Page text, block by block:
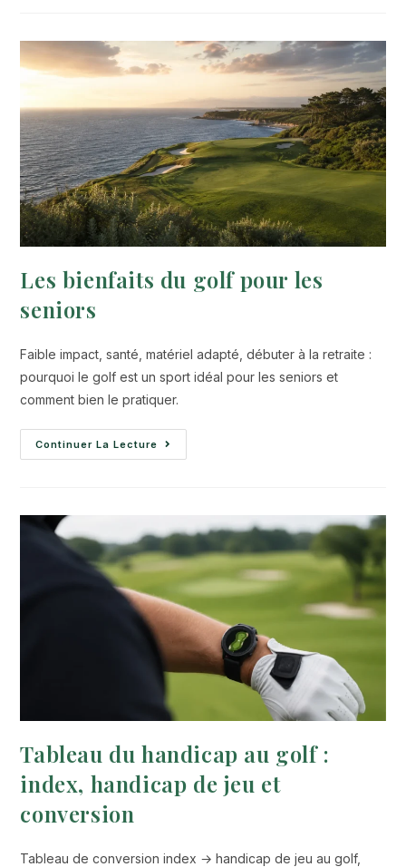
Les bienfaits du golf pour les
seniors
Faible impact, santé, matériel adapté, débuter à la retraite :
pourquoi le golf est un sport idéal pour les seniors et
comment bien le pratiquer.
Continuer La Lecture
Tableau du handicap au golf :
index, handicap de jeu et
conversion
Tableau de conversion index → handicap de jeu au golf,